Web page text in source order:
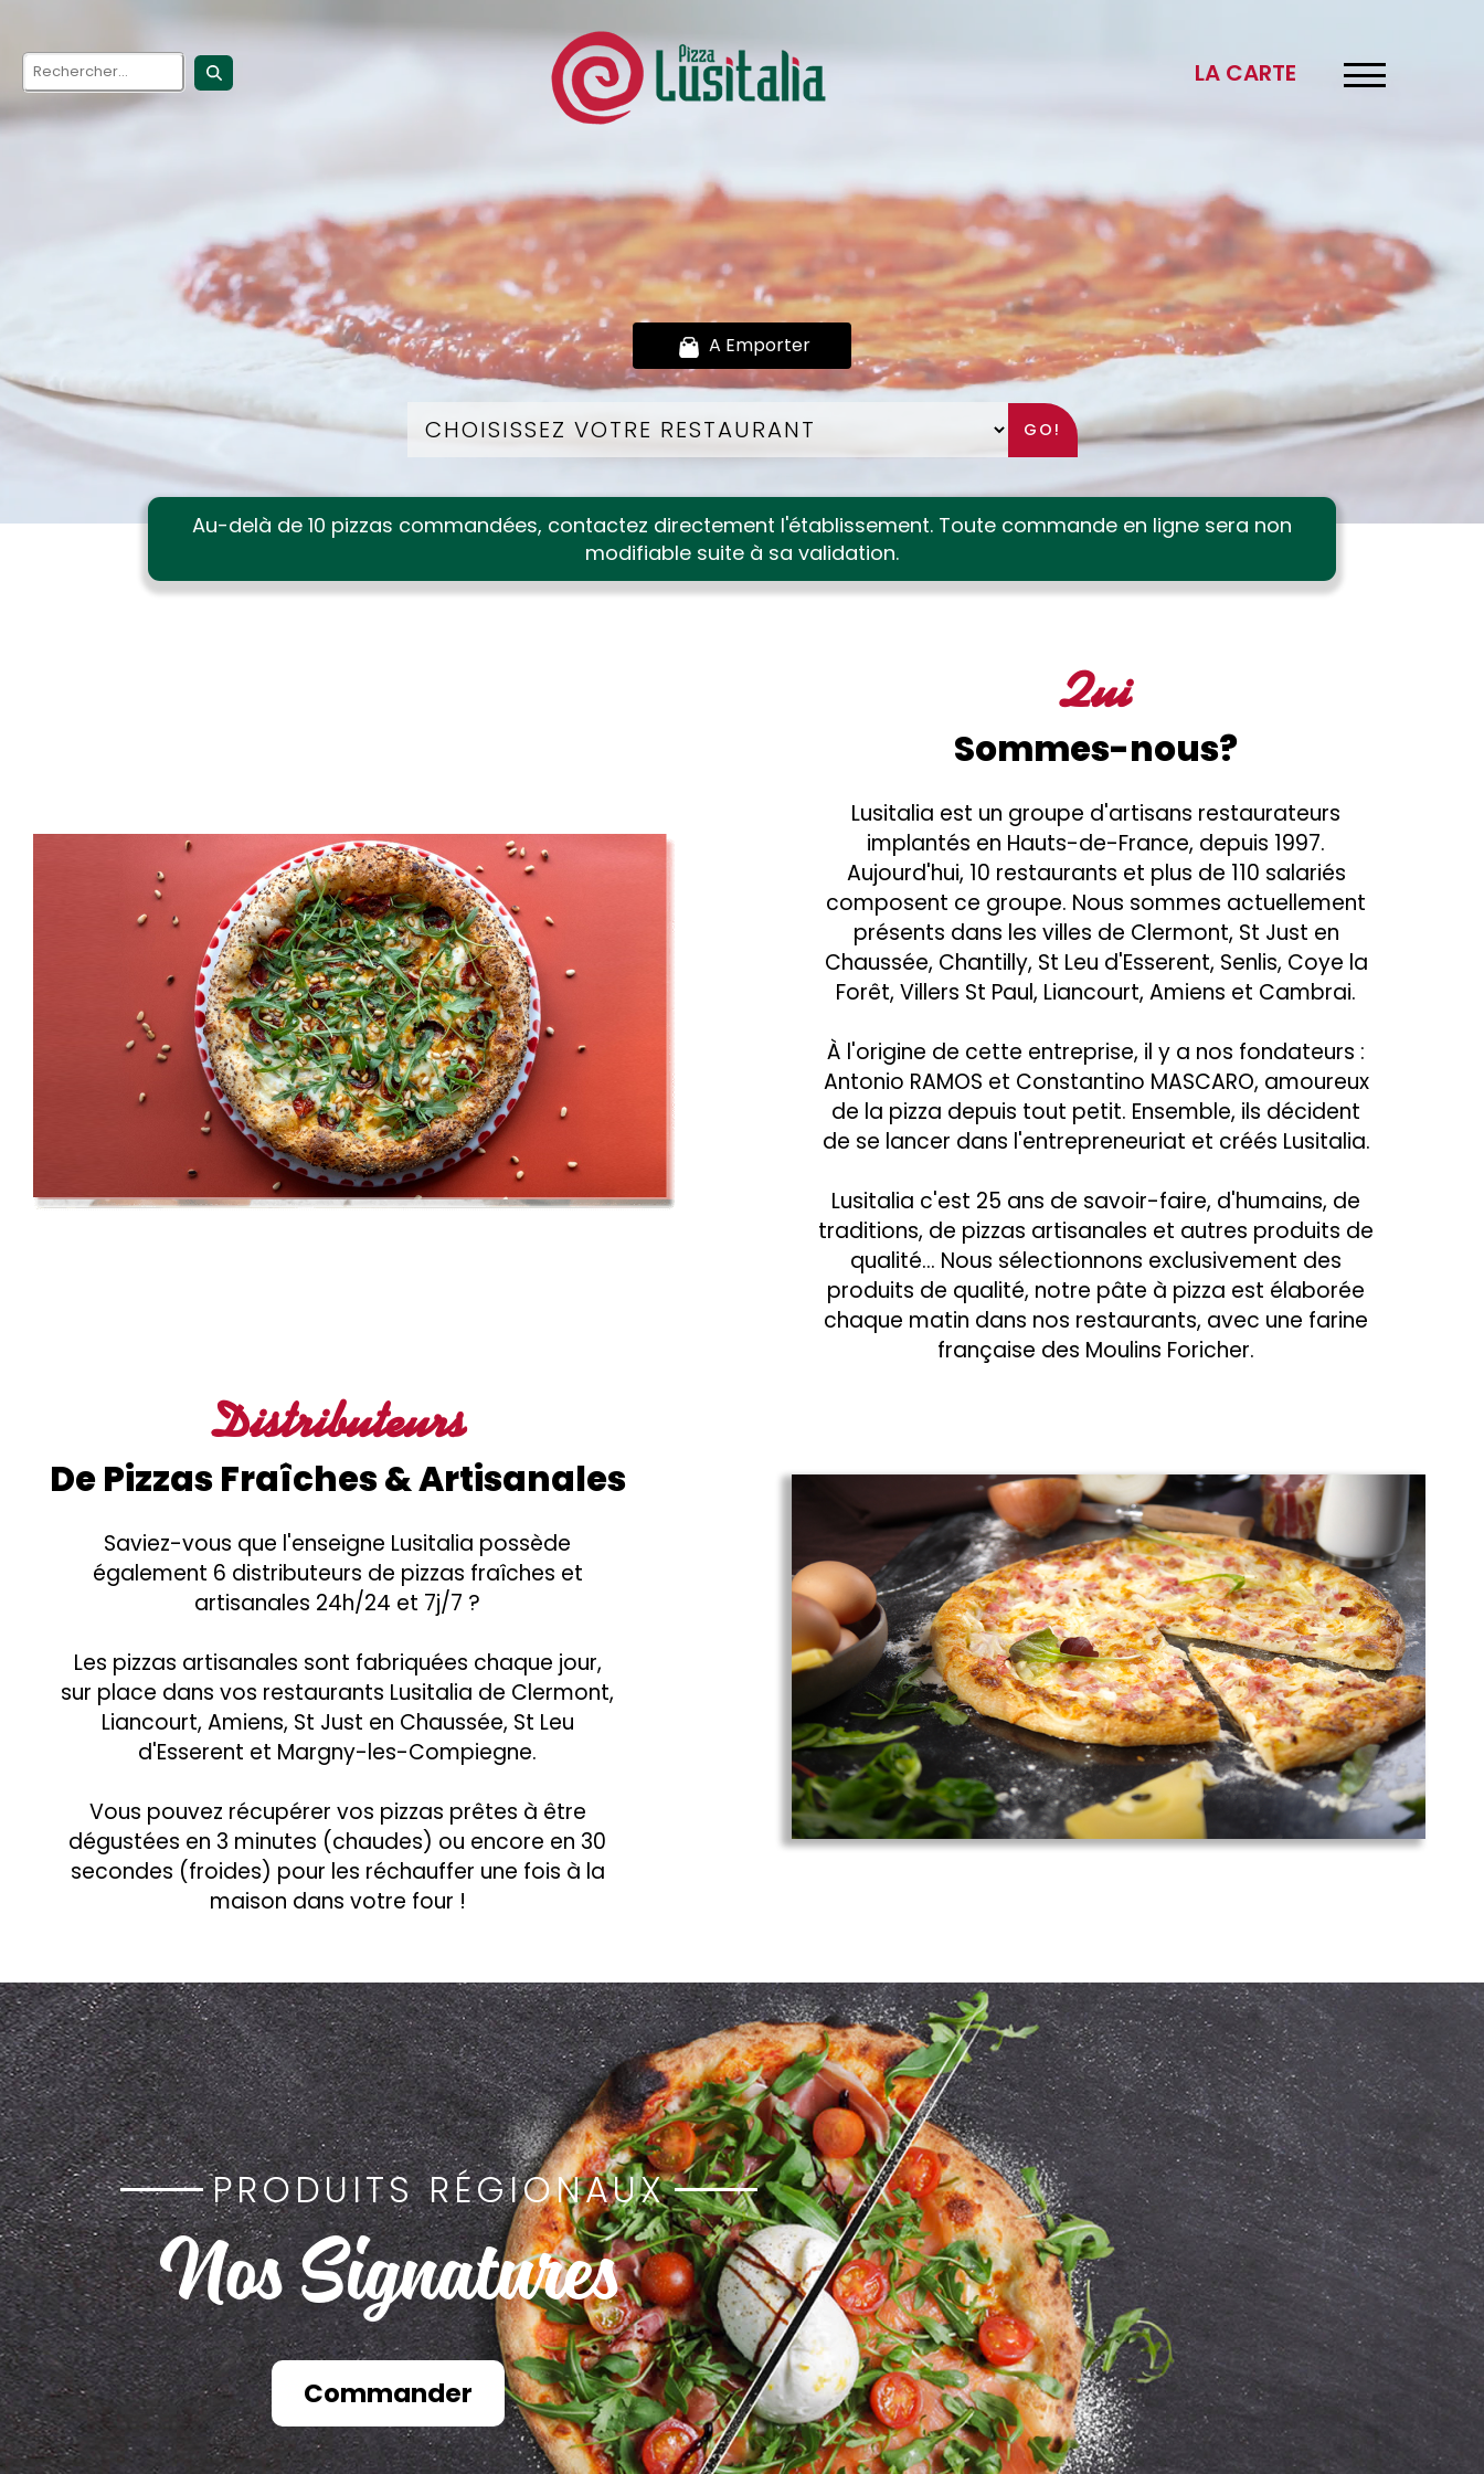
LA CARTE
A Emporter
GO!
Au-delà de 10 pizzas commandées, contactez directement l'établissement. Toute commande en ligne sera non
modifiable suite à sa validation.
Qui
Sommes-nous?
Lusitalia est un groupe d'artisans restaurateurs
implantés en Hauts-de-France, depuis 1997.
Aujourd'hui, 10 restaurants et plus de 110 salariés
composent ce groupe. Nous sommes actuellement
présents dans les villes de Clermont, St Just en
Chaussée, Chantilly, St Leu d'Esserent, Senlis, Coye la
Forêt, Villers St Paul, Liancourt, Amiens et Cambrai.
À l'origine de cette entreprise, il y a nos fondateurs :
Antonio RAMOS et Constantino MASCARO, amoureux
de la pizza depuis tout petit. Ensemble, ils décident
de se lancer dans l'entrepreneuriat et créés Lusitalia.
Lusitalia c'est 25 ans de savoir-faire, d'humains, de
traditions, de pizzas artisanales et autres produits de
qualité... Nous sélectionnons exclusivement des
produits de qualité, notre pâte à pizza est élaborée
chaque matin dans nos restaurants, avec une farine
française des Moulins Foricher.
Distributeurs
De Pizzas Fraîches & Artisanales
Saviez-vous que l'enseigne Lusitalia possède
également 6 distributeurs de pizzas fraîches et
artisanales 24h/24 et 7j/7 ?
Les pizzas artisanales sont fabriquées chaque jour,
sur place dans vos restaurants Lusitalia de Clermont,
Liancourt, Amiens, St Just en Chaussée, St Leu
d'Esserent et Margny-les-Compiegne.
Vous pouvez récupérer vos pizzas prêtes à être
dégustées en 3 minutes (chaudes) ou encore en 30
secondes (froides) pour les réchauffer une fois à la
maison dans votre four !
PRODUITS RÉGIONAUX
Nos Signatures
Commander